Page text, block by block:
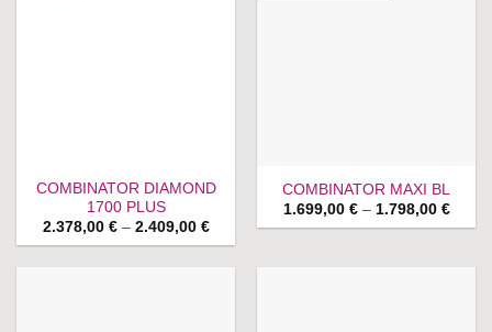
COMBINATOR DIAMOND
1700 PLUS
2.378,00 € – 2.409,00 €Price
COMBINATOR MAXI BL
1.699,00 € – 1.798,00 €Price